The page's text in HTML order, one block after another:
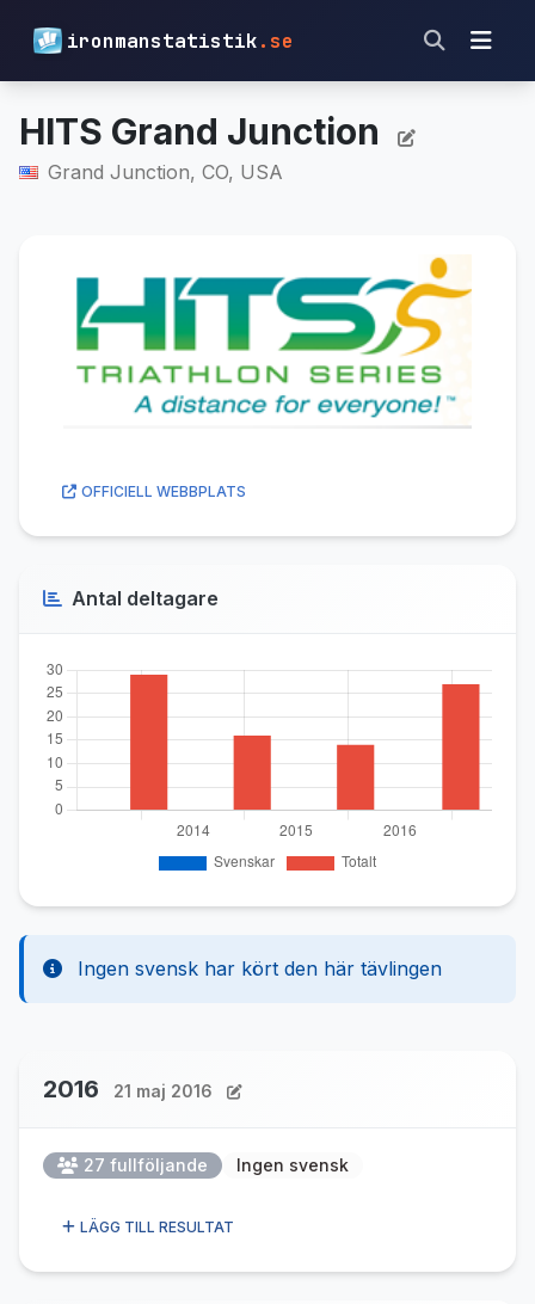
ironmanstatistik.se
HITS Grand Junction
Grand Junction, CO, USA
Ingen svensk har kört den här tävlingen
OFFICIELL WEBBPLATS
Antal deltagare
2016 21 maj 2016
27 fullföljande Ingen svensk
LÄGG TILL RESULTAT